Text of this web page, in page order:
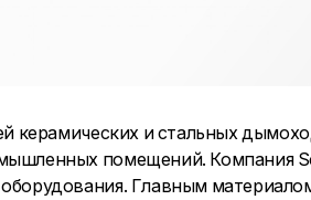
керамических и стальных
помещений. Компания
Главным